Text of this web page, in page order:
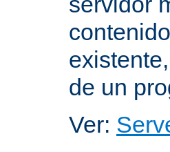
de un
Ver: